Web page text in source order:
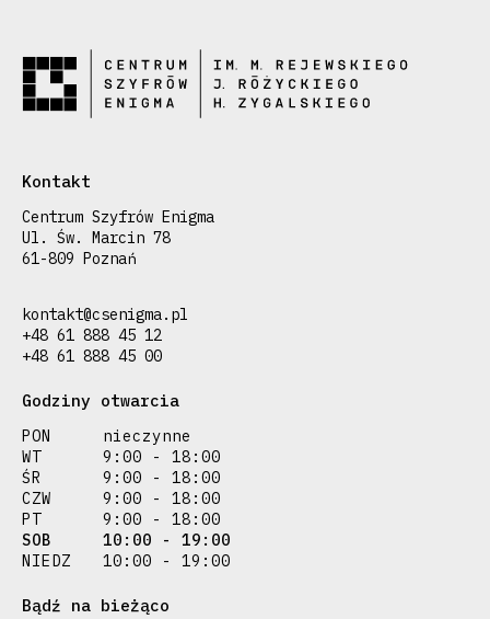
Kontakt
Centrum Szyfrów Enigma
Ul. Św. Marcin 78
61-809 Poznań
kontakt@csenigma.pl
+48 61 888 45 12
+48 61 888 45 00
Godziny otwarcia
PON
nieczynne
WT
9:00 - 18:00
ŚR
9:00 - 18:00
CZW
9:00 - 18:00
PT
9:00 - 18:00
SOB
10:00 - 19:00
NIEDZ
10:00 - 19:00
Bądź na bieżąco